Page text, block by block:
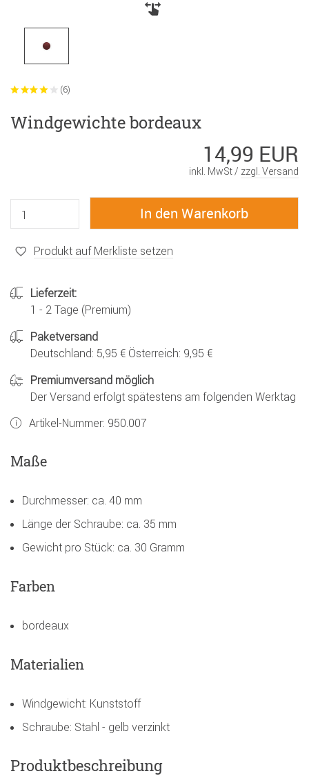
(6)
Windgewichte bordeaux
14,99 EUR
inkl. MwSt / zzgl. Versand
Produkt auf Merkliste setzen
Lieferzeit:
1 - 2 Tage (Premium)
Paketversand
Deutschland: 5,95 € Österreich: 9,95 €
Premiumversand möglich
Der Versand erfolgt spätestens am folgenden Werktag
Artikel-Nummer: 950.007
Maße
Durchmesser: ca. 40 mm
Länge der Schraube: ca. 35 mm
Gewicht pro Stück: ca. 30 Gramm
Farben
bordeaux
Materialien
Windgewicht: Kunststoff
Schraube: Stahl - gelb verzinkt
Produktbeschreibung